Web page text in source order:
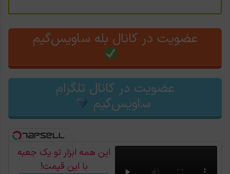
عضویت در کانال بله ساویس‌گیم
عضویت در کانال تلگرام
ساویس‌گیم
این همه ابزار تو یک جعبه
با این قیمت!